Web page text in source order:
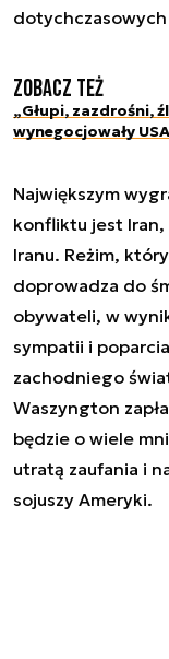
Zobacz też
„Głupi, zazdrośni,
wynegocjowały
Największym
konfliktu jest Iran,
Iranu. Reżim,
doprowadza do
obywateli, w
sympatii i
zachodniego
Waszyngton
będzie o wiele
utratą zaufania i
sojuszy Ameryki.